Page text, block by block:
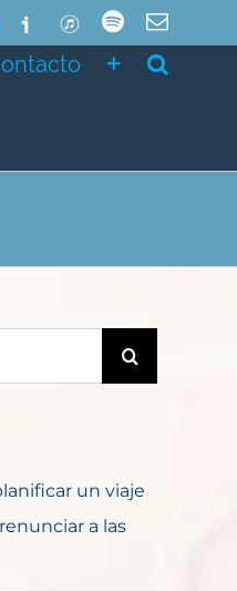
IvooxITunesSpotifyCorreo
un viaje
a las